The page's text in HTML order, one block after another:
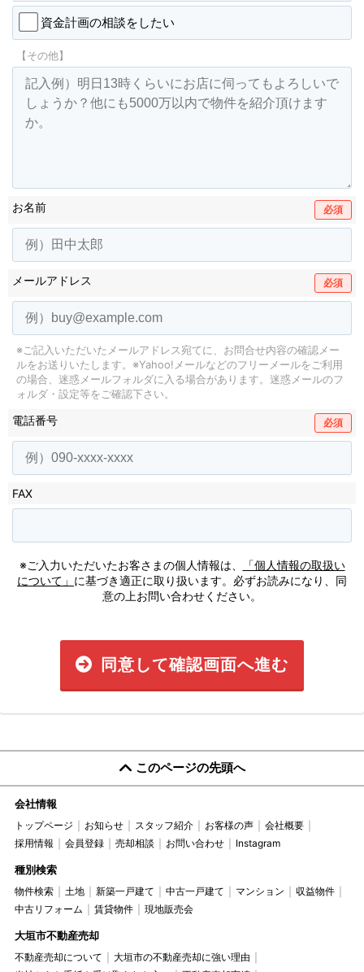
資金計画の相談をしたい
【その他】
お名前 必須
メールアドレス 必須
※ご記入いただいたメールアドレス宛てに、お問合せ内容の確認メー
ルをお送りいたします。 ※Yahoo!メールなどのフリーメールをご利用
の場合、迷惑メールフォルダに入る場合があります。 迷惑メールのフ
ォルダ・設定等をご確認下さい。
電話番号 必須
FAX
※ご入力いただいたお客さまの個人情報は、
「個人情報の取扱い
について」 に基づき適正に取り扱います。必ずお読みになり、同
意の上お問い合わせください。
同意して確認画面へ進む
このページの先頭へ
会社情報
トップページ お知らせ スタッフ紹介 お客様の声
会社概要
採用情報
会員登録 売却相談 お問い合わせ Instagram
種別検索
物件検索 土地 新築一戸建て 中古一戸建て マンション
収益物件
中古リフォーム
賃貸物件 現地販売会
大垣市不動産売却
不動産売却について
大垣市の不動産売却に強い理由